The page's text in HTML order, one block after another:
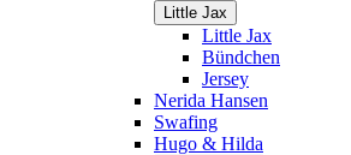
Little Jax
Little Jax
Bündchen
Jersey
Nerida Hansen
Swafing
Hugo & Hilda